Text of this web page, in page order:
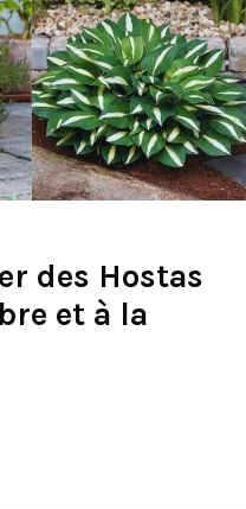
des Hostas
et à la